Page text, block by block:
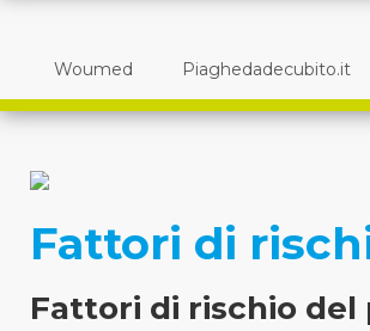
Woumed Piaghedadecubito.it
Fattori di
Fattori di rischio del